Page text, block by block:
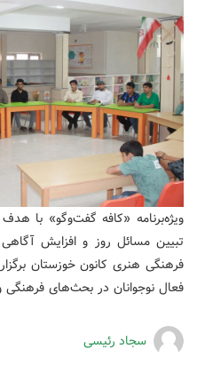
ویژه‌برنامه «کافه گفت‌وگو» با
تبیین مسائل روز و افزایش
فرهنگی هنری کانون خوزستان
فعال نوجوانان در بحث‌های فرهنگی
سجاد رئیسی